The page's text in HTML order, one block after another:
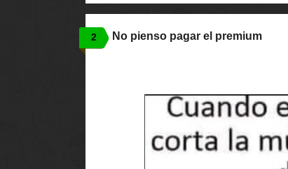
2 No pienso pagar el premium